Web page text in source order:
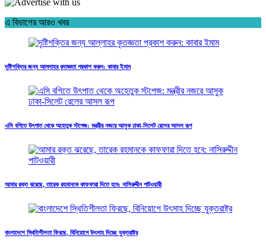
এ বিভাগের আরও খবর
দৃষ্টিশক্তির জন্য আল্লাহর কৃতজ্ঞতা প্রকাশ করুন: কাবার ইমাম
এসি বগিতে উৎপাত থেকে অহেতুক স্টপেজ: মন্ত্রীর নজরে আসুক ঢাকা-সিলেট রেলের আসল রূপ
আমার রক্ত ঝরেছে, তারেক রহমানকে কাফফারা দিতে হবে: নাসিরুদ্দীন পাটওয়ারী
বাংলাদেশে স্থিতিশীলতা ফিরছে, বিনিয়োগে উৎসাহ দিচ্ছে যুক্তরাষ্ট্র